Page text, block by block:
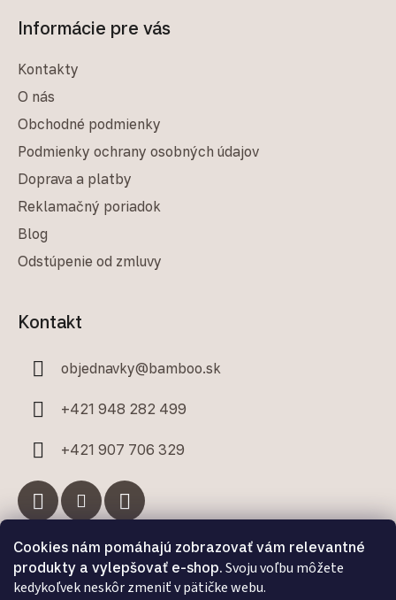
Cookies nám pomáhajú zobrazovať vám relevantné
produkty a vylepšovať e-shop. Svoju voľbu môžete
kedykoľvek neskôr zmeniť v pätičke webu.
Informácie pre vás
Kontakty
O nás
Obchodné podmienky
Podmienky ochrany osobných údajov
Doprava a platby
Reklamačný poriadok
Blog
Odstúpenie od zmluvy
Kontakt
objednavky@bamboo.sk
+421 948 282 499
+421 907 706 329
Facebook